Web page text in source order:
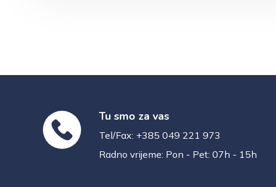
Tu smo za vas
Tel/Fax: +385 049 221 973
Radno vrijeme: Pon - Pet: 07h - 15h